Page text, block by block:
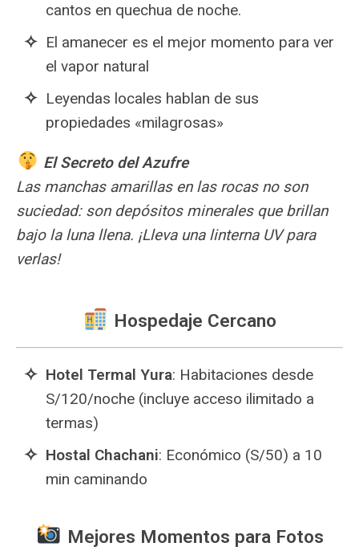
cantos en quechua de noche.
El amanecer es el mejor momento para ver
el vapor natural
Leyendas locales hablan de sus
propiedades «milagrosas»
El Secreto del Azufre
Las manchas amarillas en las rocas no son
suciedad: son depósitos minerales que brillan
bajo la luna llena. ¡Lleva una linterna UV para
verlas!
Hospedaje Cercano
Hotel Termal Yura: Habitaciones desde
S/120/noche (incluye acceso ilimitado a
termas)
Hostal Chachani: Económico (S/50) a 10
min caminando
Mejores Momentos para Fotos